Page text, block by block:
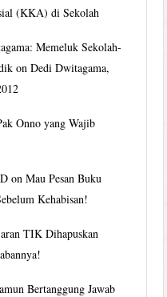
(KKA) di Sekolah
Memeluk Sekolah-
onDedi Dwitagama,
Onno yang Wajib
onMau Pesan Buku
Kehabisan!
TIK Dihapuskan
Bertanggung Jawab